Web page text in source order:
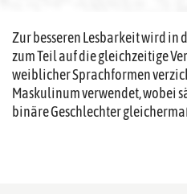
Zur besseren Lesbarkeit wird in
zum Teil auf die gleichzeitige
weiblicher Sprachformen
Maskulinum verwendet, wobei
binäre Geschlechter